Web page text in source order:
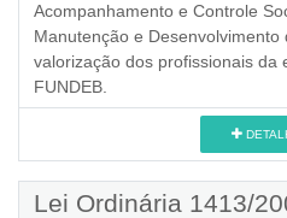
Acompanhamento e Controle
Manutenção e Desenvolvimento
valorização dos profissionais da
FUNDEB.
Lei Ordinária 1413/